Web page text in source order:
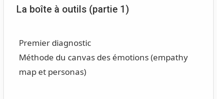
La boîte à outils (partie 1)
Premier diagnostic
Méthode du canvas des émotions (empathy
map et personas)